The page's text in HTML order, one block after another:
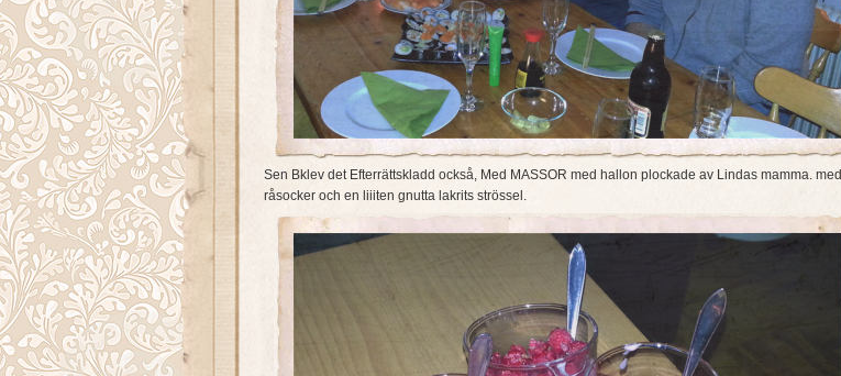
Sen Bklev det Efterrättskladd också, Med MASSOR med hallon plockade av Lindas mamma. med
råsocker och en liiiten gnutta lakrits strössel.